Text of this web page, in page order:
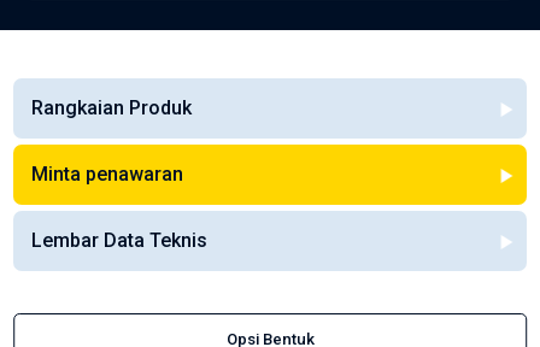
Rangkaian Produk
Minta penawaran
Lembar Data Teknis
Opsi Bentuk